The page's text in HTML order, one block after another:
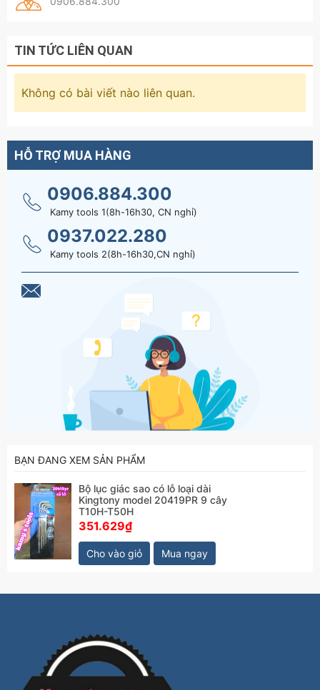
TIN TỨC LIÊN QUAN
Không có bài viết nào liên quan.
HỖ TRỢ MUA HÀNG
0906.884.300
Kamy tools 1(8h-16h30, CN nghỉ)
0937.022.280
Kamy tools 2(8h-16h30,CN nghỉ)
BẠN ĐANG XEM SẢN PHẨM
Bộ lục giác sao có lỗ loại dài
Kingtony model 20419PR 9 cây
T10H-T50H
351.629₫
Cho vào giỏ Mua ngay